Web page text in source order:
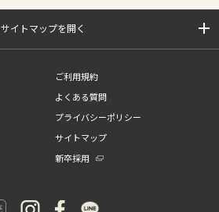
サイトマップを開く
ご利用規約
よくある質問
プライバシーポリシー
サイトマップ
新卒採用